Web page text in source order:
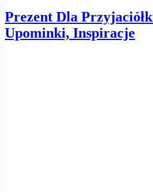
Prezent Dla
Upominki, Inspiracje